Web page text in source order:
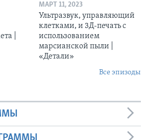
|
МАРТ 11, 2023
Ультразвук, управляющий
клетками, и 3Д-печать c
использованием
марсианской пыли |
«Детали»
Все эпизоды